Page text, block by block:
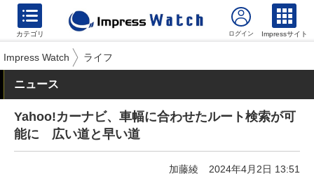
カテゴリ Impressサイト
Impress Watch ライフ
ニュース
Yahoo!カーナビ、車幅に合わせたルート検索が可
能に 広い道と早い道
加藤綾 2024年4月2日 13:51